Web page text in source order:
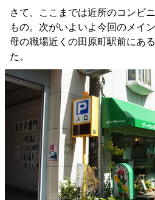
さて、ここまでは近所のコンビ
もの。次がいよいよ今回のメイ
母の職場近くの田原町駅前にあ
た。